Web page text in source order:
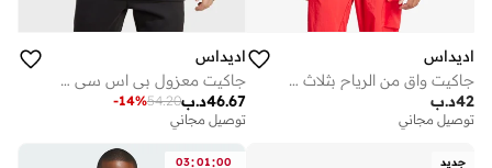
اديداس
جاكيت واقٍ من الرياح بثلاث خطوط أساسي
د.ب42
توصيل مجاني
اديداس
جاكيت معزول بي اس سي مزين بـ 3 خطوط
د.ب46.67
54.20
-14%
توصيل مجاني
جديد 03:01:00